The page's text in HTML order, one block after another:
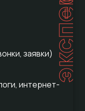
эксперт
заявки)
интернет-